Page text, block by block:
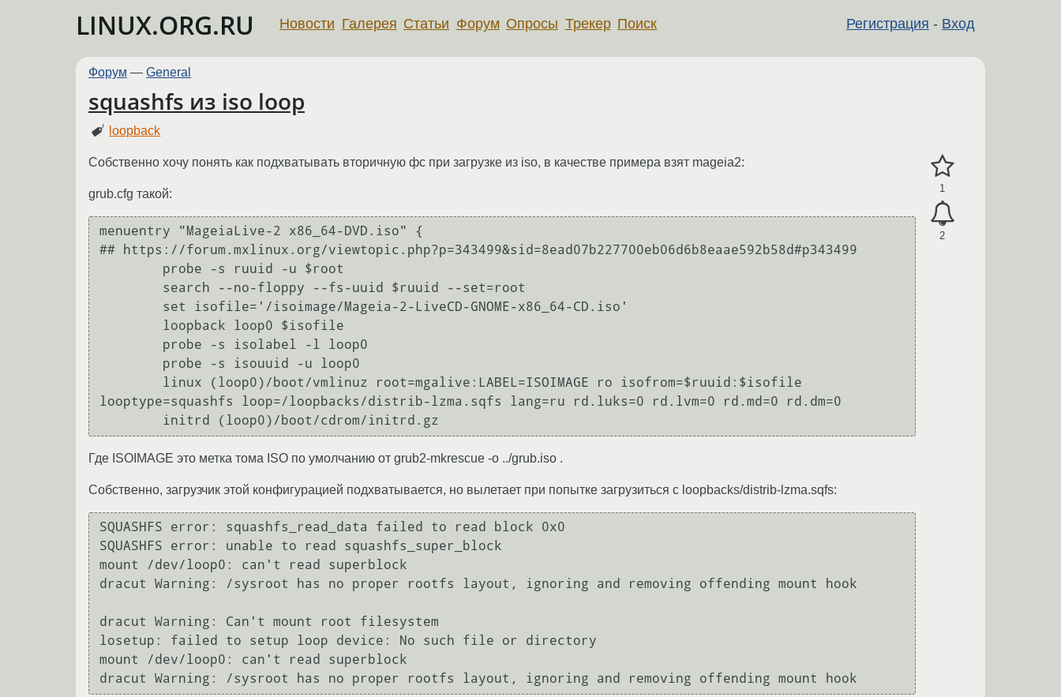
LINUX.ORG.RU Регистрация - Вход
Новости Галерея Статьи Форум Опросы Трекер Поиск
Форум — General
squashfs из iso loop
loopback
1
2
Собственно хочу понять как подхватывать вторичную фс при загрузке из iso, в качестве примера взят mageia2:
grub.cfg такой:
menuentry "MageiaLive-2 x86_64-DVD.iso" {
## https://forum.mxlinux.org/viewtopic.php?p=343499&sid=8ead07b227700eb06d6b8eaae592b58d#p343499
looptype=squashfs loop=/loopbacks/distrib-lzma.sqfs lang=ru rd.luks=0 rd.lvm=0 rd.md=0 rd.dm=0
	initrd (loop0)/boot/cdrom/initrd.gz
Где ISOIMAGE это метка тома ISO по умолчанию от grub2-mkrescue -o ../grub.iso .
Собственно, загрузчик этой конфигурацией подхватывается, но вылетает при попытке загрузиться с loopbacks/distrib-lzma.sqfs:
SQUASHFS error: squashfs_read_data failed to read block 0x0
SQUASHFS error: unable to read squashfs_super_block
mount /dev/loop0: can't read superblock
dracut Warning: /sysroot has no proper rootfs layout, ignoring and removing offending mount hook
dracut Warning: Can't mount root filesystem
losetup: failed to setup loop device: No such file or directory
mount /dev/loop0: can't read superblock
dracut Warning: /sysroot has no proper rootfs layout, ignoring and removing offending mount hook